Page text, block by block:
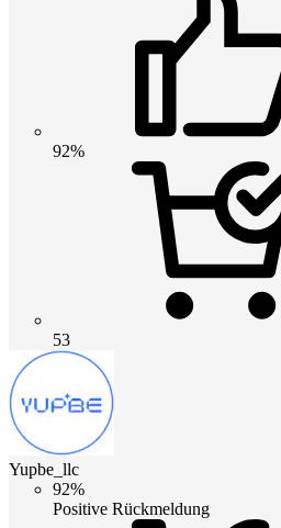
92%
53
Yupbe_llc
92%
Positive Rückmeldung